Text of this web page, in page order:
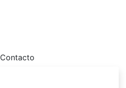
Contacto